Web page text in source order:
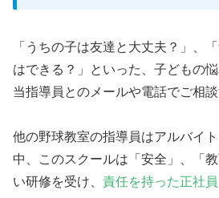
「うちの子は友達と大丈夫？」、
はできる？」といった、子どもの
当指導員とのメールや電話でご相談
他の野球教室の指導員はアルバイ
中、このスクールは「安全」、「
い研修を受け、 責任を持った正社員